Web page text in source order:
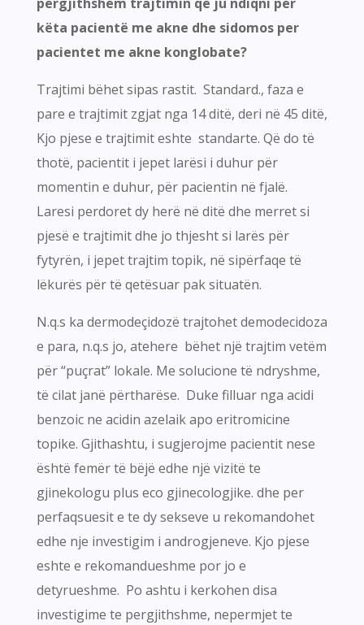
këta pacientë me akne dhe sidomos per
pacientet me akne konglobate?
Trajtimi bëhet sipas rastit. Standard., faza e
pare e trajtimit zgjat nga 14 ditë, deri në 45 ditë,
Kjo pjese e trajtimit eshte standarte. Që do të
thotë, pacientit i jepet larësi i duhur për
momentin e duhur, për pacientin në fjalë.
Laresi perdoret dy herë në ditë dhe merret si
pjesë e trajtimit dhe jo thjesht si larës për
fytyrën, i jepet trajtim topik, në sipërfaqe të
lëkurës për të qetësuar pak situatën.
N.q.s ka dermodeçidozë trajtohet demodecidoza
e para, n.q.s jo, atehere bëhet një trajtim vetëm
për “puçrat” lokale. Me solucione të ndryshme,
të cilat janë përtharëse. Duke filluar nga acidi
benzoic ne acidin azelaik apo eritromicine
topike. Gjithashtu, i sugjerojme pacientit nese
është femër të bëjë edhe një vizitë te
gjinekologu plus eco gjinecologjike. dhe per
perfaqsuesit e te dy sekseve u rekomandohet
edhe nje investigim i androgjeneve. Kjo pjese
eshte e rekomandueshme por jo e
detyrueshme. Po ashtu i kerkohen disa
investigime te pergjithshme, nepermjet te